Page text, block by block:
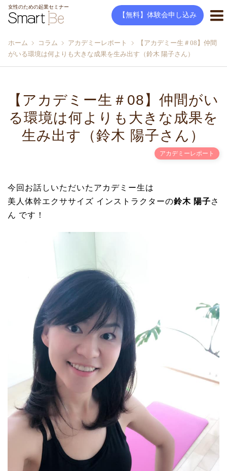
女性のための起業セミナー
【無料】体験会申し込み
ホーム コラム アカデミーレポート
【アカデミー生＃08】仲間
がいる環境は何よりも大きな成果を生み出す（鈴木 陽子さん）
【アカデミー生＃08】仲間がい
る環境は何よりも大きな成果を
生み出す（鈴木 陽子さん）
アカデミーレポート
今回お話しいただいたアカデミー生は
美人体幹エクササイズ インストラクターの鈴木 陽子さ
ん です！